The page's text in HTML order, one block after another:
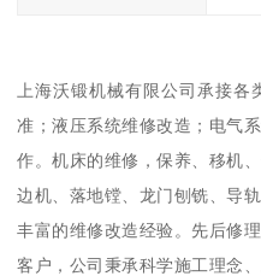
上海沃锻机械有限公司承接
准；液压系统维修改造；电气
作。机床的维修，保养、移机
边机、落地镗、龙门刨铣、导
丰富的维修改造经验。先后修
客户，公司秉承科学施工理念